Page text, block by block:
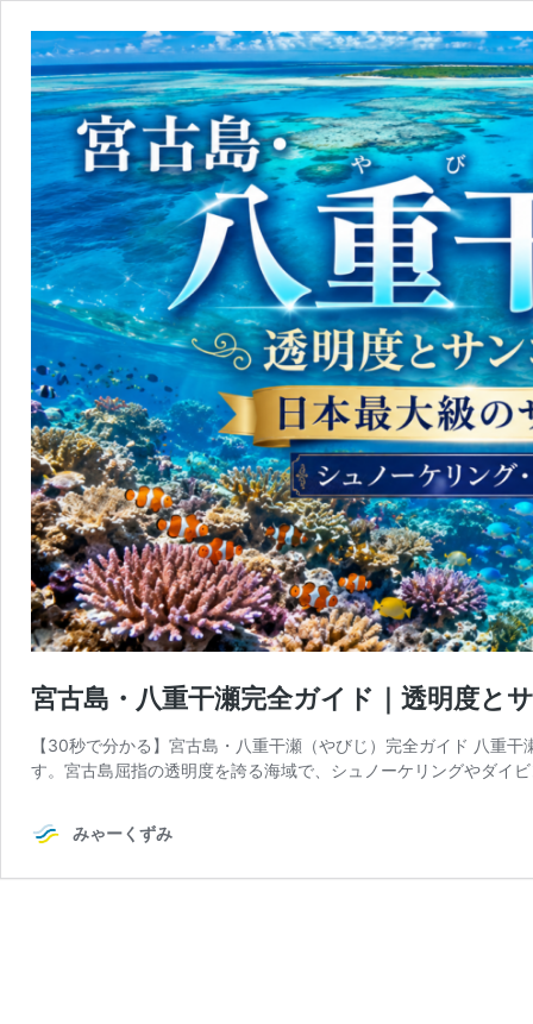
宮古島・八重干瀬完全ガイド｜透明度と
【30秒で分かる】宮古島・八重干瀬（やびじ）完全ガイド 八重
す。宮古島屈指の透明度を誇る海域で、シュノーケリングやダイ
みゃーくずみ